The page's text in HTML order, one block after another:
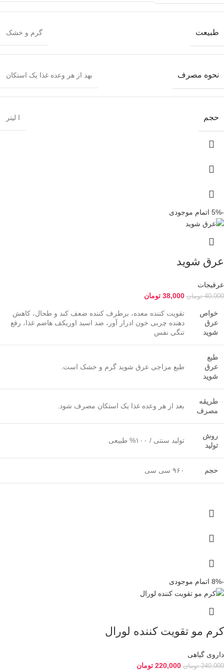
طبیعت گرم و خشک
نحوه مصرف بهد از هر وعده غذا یک استکان
حجم ا لیتر
-5% اتمام موجودی
عرق شوید
عرقیجات
40,000 تومان 38,000 تومان
خواص
عرق
شوید
تقویت کننده معده، برطرف کننده ضعف کبد و طحال، کاهش
دهنده چربی خون ادرار آور، ضد اسید اوریکف هاضم غذا، رفع
تنگی نفس
طبع
عرق
شوید
طبع مزاجی عرق شوید گرم و خشک است.
طریقه
مصرف
بعد از هر وعده غذا یک استکان مصرف شود.
روش
تولید
تولید سنتی / ۱۰۰% طبیعی
حجم ۹۶۰ سی سی
-8% اتمام موجودی
کرم مو تقویت کننده لورال
داروی گیاهی
240,000 تومان 220,000 تومان